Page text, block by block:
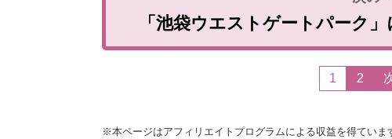
「池袋ウエストゲートパーク
1 2
※本ページはアフィリエイトプログラムによる収益を得ていま